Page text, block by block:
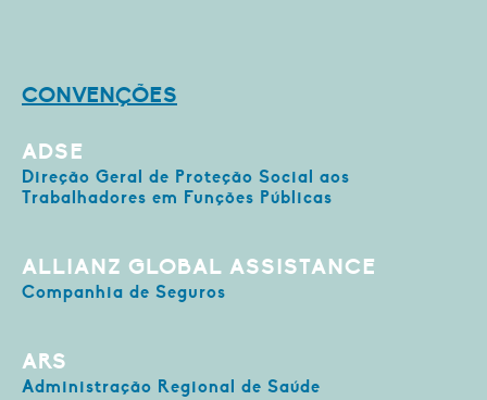
CONVENÇÕES
ADSE
Direção Geral de Proteção Social aos
Trabalhadores em Funções Públicas
ALLIANZ GLOBAL ASSISTANCE
Companhia de Seguros
ARS
Administração Regional de Saúde